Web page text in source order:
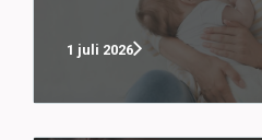
1 juli 2026